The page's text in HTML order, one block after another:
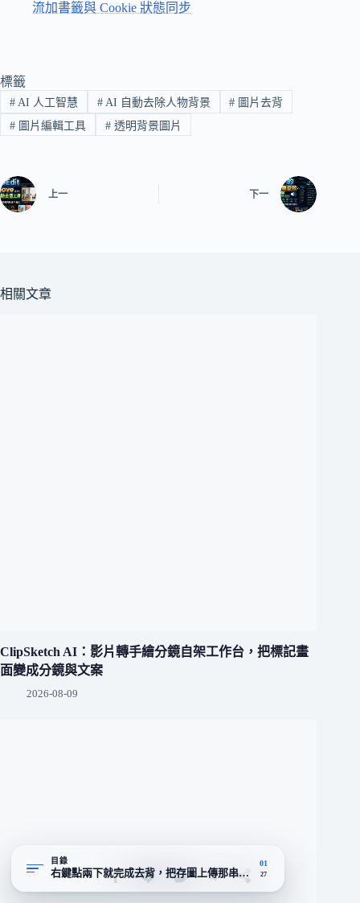
流加書籤與 Cookie 狀態同步
標籤
#AI 人工智慧 #AI 自動去除人物背景 # 圖片去背
#圖片編輯工具 #透明背景圖片
上一 下一
相關文章
ClipSketch AI：影片轉手繪分鏡自架工作台，把標記畫
面變成分鏡與文案
2026-08-09
目錄
右鍵點兩下就完成去背，把存圖上傳那串動作全省了
01
27